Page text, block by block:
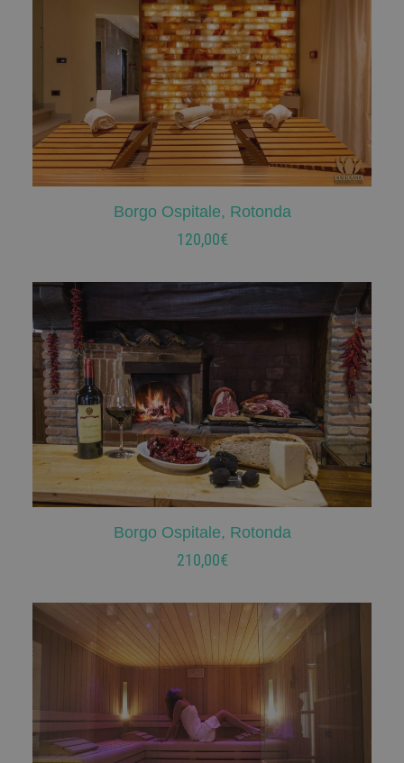
AGGIUNGI AL CARRELLO
Borgo Ospitale, Rotonda
120,00€
AGGIUNGI AL CARRELLO
Borgo Ospitale, Rotonda
210,00€